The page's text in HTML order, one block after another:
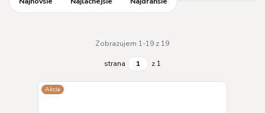
Zobrazujem 1-19 z 19
strana z 1
Akcia